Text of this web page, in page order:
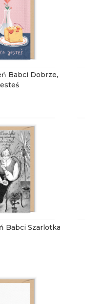
Babci Dobrze,
Babci Szarlotka